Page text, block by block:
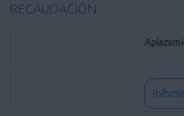
RECAUDACIÓN